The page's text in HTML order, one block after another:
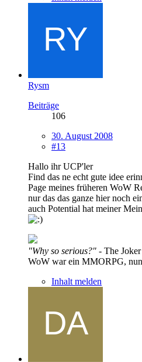
Rysm
Beiträge
106
30. August 2008
#13
Hallo ihr UCP'ler
Find das ne echt gute idee
Page meines früheren WoW
nur das das ganze hier noch
auch Potential hat meiner
"Why so serious?" - The Joker
WoW war ein MMORPG, nun
Inhalt melden